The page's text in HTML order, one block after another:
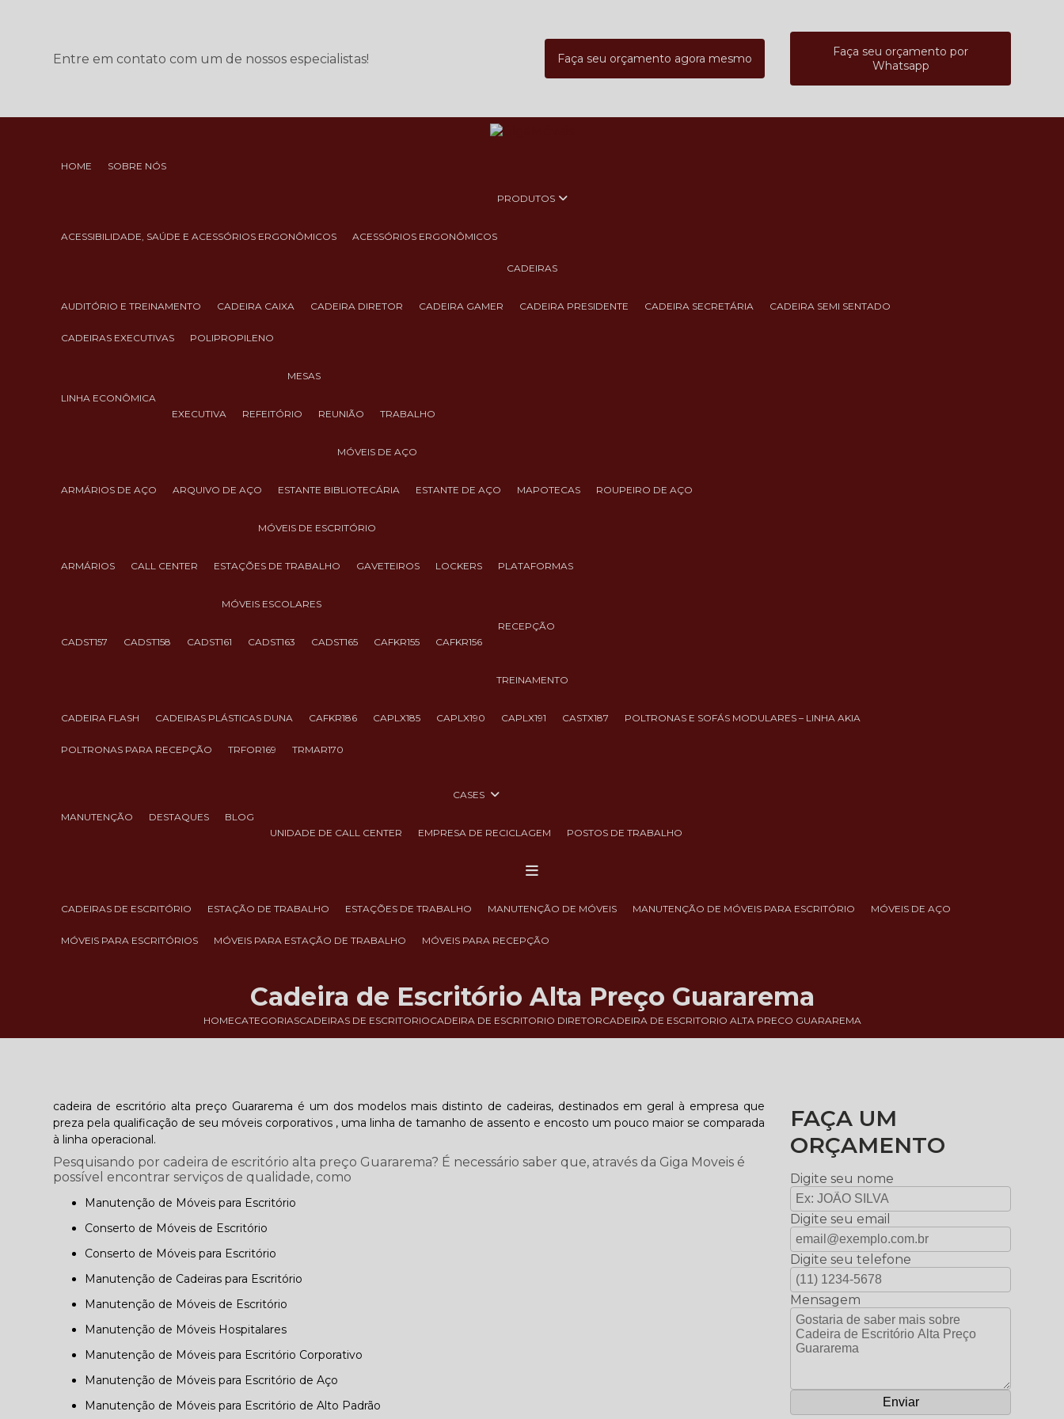
Entre em contato com um de nossos especialistas! Faça seu orçamento agora mesmo
Faça seu orçamento por
Whatsapp
HOME SOBRE NÓS
PRODUTOS
ACESSIBILIDADE, SAÚDE E ACESSÓRIOS ERGONÔMICOS ACESSÓRIOS ERGONÔMICOS
CADEIRAS
AUDITÓRIO E TREINAMENTO CADEIRA CAIXA CADEIRA DIRETOR CADEIRA GAMER CADEIRA PRESIDENTE CADEIRA SECRETÁRIA CADEIRA SEMI SENTADO
CADEIRAS EXECUTIVAS POLIPROPILENO
LINHA ECONÔMICA
MESAS
EXECUTIVA REFEITÓRIO REUNIÃO TRABALHO
MÓVEIS DE AÇO
ARMÁRIOS DE AÇO ARQUIVO DE AÇO ESTANTE BIBLIOTECÁRIA ESTANTE DE AÇO MAPOTECAS ROUPEIRO DE AÇO
MÓVEIS DE ESCRITÓRIO
ARMÁRIOS CALL CENTER ESTAÇÕES DE TRABALHO GAVETEIROS LOCKERS PLATAFORMAS
MÓVEIS ESCOLARES
CADST157 CADST158 CADST161 CADST163 CADST165 CAFKR155 CAFKR156
RECEPÇÃO
TREINAMENTO
CADEIRA FLASH CADEIRAS PLÁSTICAS DUNA CAFKR186 CAPLX185 CAPLX190 CAPLX191 CASTX187 POLTRONAS E SOFÁS MODULARES – LINHA AKIA
POLTRONAS PARA RECEPÇÃO TRFOR169 TRMAR170
MANUTENÇÃO DESTAQUES BLOG
CASES
UNIDADE DE CALL CENTER EMPRESA DE RECICLAGEM POSTOS DE TRABALHO
CADEIRAS DE ESCRITÓRIO ESTAÇÃO DE TRABALHO ESTAÇÕES DE TRABALHO MANUTENÇÃO DE MÓVEIS MANUTENÇÃO DE MÓVEIS PARA ESCRITÓRIO MÓVEIS DE AÇO
MÓVEIS PARA ESCRITÓRIOS MÓVEIS PARA ESTAÇÃO DE TRABALHO MÓVEIS PARA RECEPÇÃO
HOMECATEGORIASCADEIRAS DE ESCRITORIOCADEIRA DE ESCRITORIO DIRETORCADEIRA DE ESCRITORIO ALTA PRECO GUARAREMA
Cadeira de Escritório Alta Preço Guararema
cadeira de escritório alta preço Guararema é um dos modelos mais distinto de cadeiras, destinados em geral à empresa que
preza pela qualificação de seu móveis corporativos , uma linha de tamanho de assento e encosto um pouco maior se comparada
à linha operacional.
Pesquisando por cadeira de escritório alta preço Guararema? É necessário saber que, através da Giga Moveis é
possível encontrar serviços de qualidade, como
Manutenção de Móveis para Escritório
Conserto de Móveis de Escritório
Conserto de Móveis para Escritório
Manutenção de Cadeiras para Escritório
Manutenção de Móveis de Escritório
Manutenção de Móveis Hospitalares
Manutenção de Móveis para Escritório Corporativo
Manutenção de Móveis para Escritório de Aço
Manutenção de Móveis para Escritório de Alto Padrão
FAÇA UM
ORÇAMENTO
Digite seu nome
Digite seu email
Digite seu telefone
Mensagem